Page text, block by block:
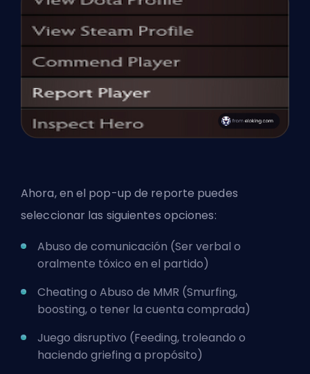
Ahora, en el pop-up de reporte puedes
seleccionar las siguientes opciones:
Abuso de comunicación (Ser verbal o
oralmente tóxico en el partido)
Cheating o Abuso de MMR (Smurfing,
boosting, o tener la cuenta comprada)
Juego disruptivo (Feeding, troleando o
haciendo griefing a propósito)